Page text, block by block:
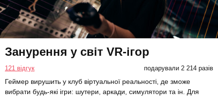
Занурення у світ VR-ігор
121 відгук подарували 2 214 разів
Геймер вирушить у клуб віртуальної реальності, де зможе
вибрати будь-які ігри: шутери, аркади, симулятори та ін. Для